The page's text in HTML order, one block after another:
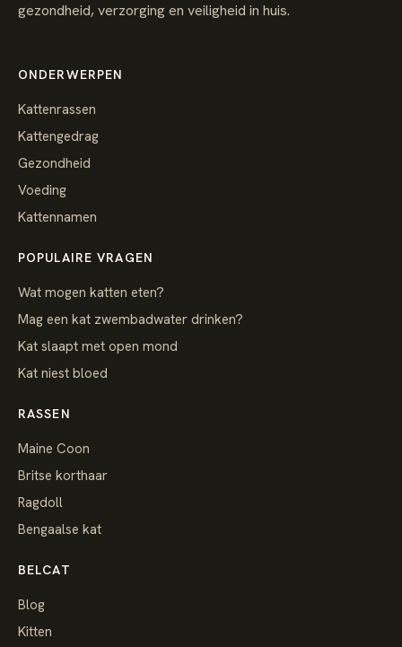
gezondheid, verzorging en veiligheid in huis.
ONDERWERPEN
Kattenrassen
Kattengedrag
Gezondheid
Voeding
Kattennamen
POPULAIRE VRAGEN
Wat mogen katten eten?
Mag een kat zwembadwater drinken?
Kat slaapt met open mond
Kat niest bloed
RASSEN
Maine Coon
Britse korthaar
Ragdoll
Bengaalse kat
BELCAT
Blog
Kitten